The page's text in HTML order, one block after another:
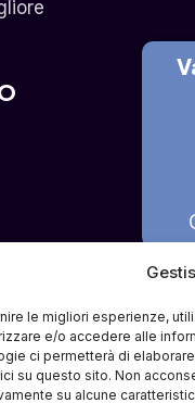
le migliori esperienze,
e/o accedere alle
ci permetterà di
su questo sito. Non
su alcune
offerto è di pura
e partner
o